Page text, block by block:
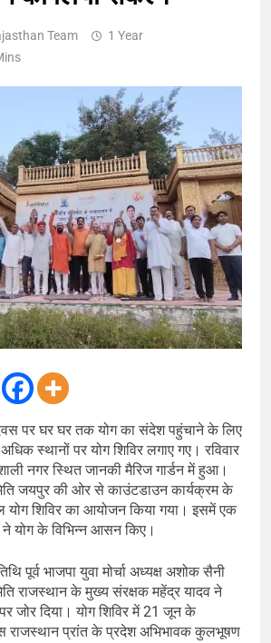
Team
1 Year
पर घर घर तक योग का संदेश पहुंचाने के लिए
स्थानों पर योग शिविर लगाए गए। रविवार
नगर स्थित जानकी मैरिज गार्डन में हुआ।
जयपुर की ओर से काउंटडाउन कार्यक्रम के
योग शिविर का आयोजन किया गया। इसमें एक
योग के विभिन्न आसन किए।
पूर्व भाजपा युवा मोर्चा अध्यक्ष अशोक सैनी
राजस्थान के मुख्य संरक्षक महेंद्र यादव ने
जोर दिया। योग शिविर में 21 जून के
राजस्थान प्रांत के प्रदेश अभिभावक कुलभूषण